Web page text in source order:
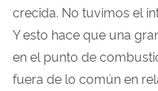
crecida. No tuvimos el
Y esto hace que una
en el punto de
fuera de lo común en